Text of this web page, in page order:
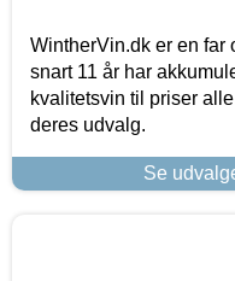
WintherVin.dk er en far
snart 11 år har
kvalitetsvin til priser
deres udvalg.
Se